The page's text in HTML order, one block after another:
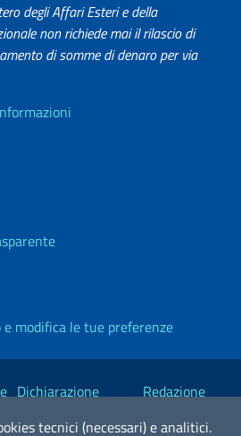
tecnici (necessari) e analitici.
degli Affari Esteri e della
non richiede mai il rilascio di
di somme di denaro per via
modifica le tue preferenze
Dichiarazione
Redazione